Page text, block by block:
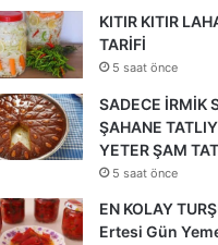
KITIR KITIR
TARİFİ
5 saat önce
SADECE İRMİK
ŞAHANE
YETER ŞAM
5 saat önce
EN KOLAY
Ertesi Gün